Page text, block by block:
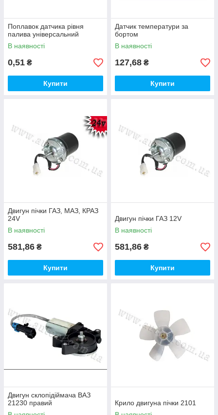
Поплавок датчика рівня
палива універсальний
В наявності
0,51 ₴
Купити
Датчик температури за
бортом
В наявності
127,68 ₴
Купити
Двигун пічки ГАЗ, МАЗ, КРАЗ
24V
В наявності
581,86 ₴
Купити
Двигун пічки ГАЗ 12V
В наявності
581,86 ₴
Купити
Двигун склопідіймача ВАЗ
21230 правий
Крило двигуна пічки 2101